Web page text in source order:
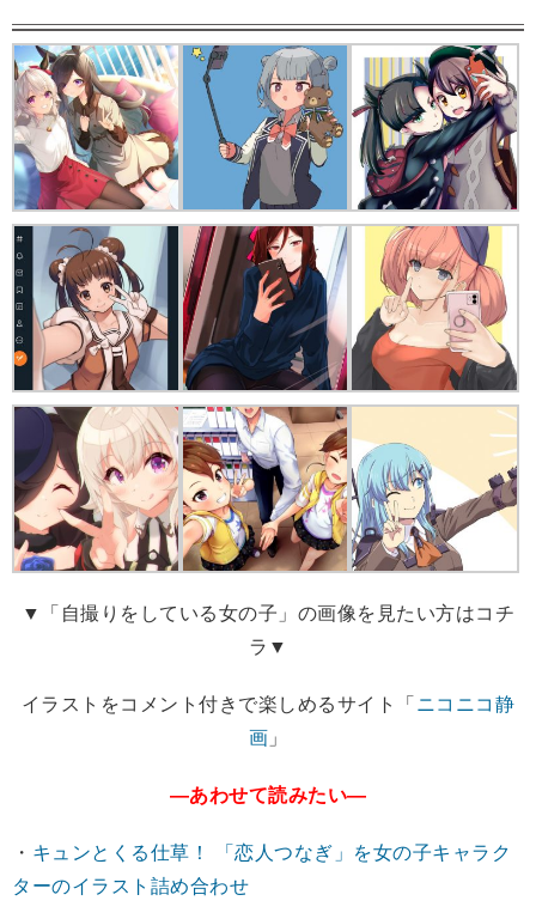
▼「自撮りをしている女の子」の画像を見たい方はコチ
ラ▼
イラストをコメント付きで楽しめるサイト「 ニコニコ静
画 」
―あわせて読みたい―
・ キュンとくる仕草！ 「恋人つなぎ」を女の子キャラク
ターのイラスト詰め合わせ